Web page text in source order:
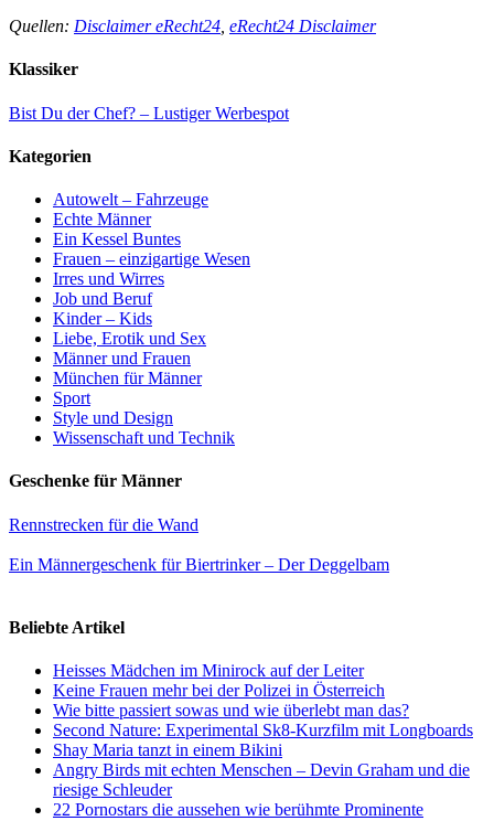
Quellen: Disclaimer eRecht24 eRecht24 Disclaimer
Klassiker
Bist Du der Chef? – Lustiger Werbespot
Kategorien
Autowelt – Fahrzeuge
Echte Männer
Ein Kessel Buntes
Frauen – einzigartige Wesen
Irres und Wirres
Job und Beruf
Kinder – Kids
Liebe, Erotik und Sex
Männer und Frauen
München für Männer
Sport
Style und Design
Wissenschaft und Technik
Geschenke für Männer
Rennstrecken für die Wand
Ein Männergeschenk für Biertrinker – Der Deggelbam
Beliebte Artikel
Heisses Mädchen im Minirock auf der Leiter
Keine Frauen mehr bei der Polizei in Österreich
Wie bitte passiert sowas und wie überlebt man das?
Second Nature: Experimental Sk8-Kurzfilm mit Longboards
Shay Maria tanzt in einem Bikini
Angry Birds mit echten Menschen – Devin Graham und die
riesige Schleuder
22 Pornostars die aussehen wie berühmte Prominente